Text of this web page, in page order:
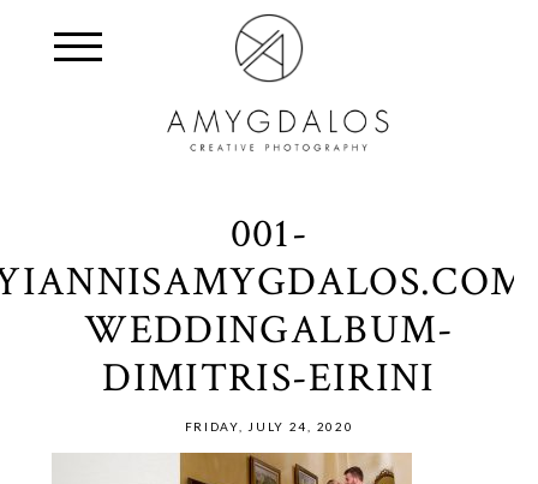
001-
WEDDINGALBUM-
DIMITRIS-EIRINI
FRIDAY, JULY 24, 2020